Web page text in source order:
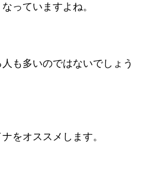
っていますよね。
も多いのではないでしょう
をオススメします。